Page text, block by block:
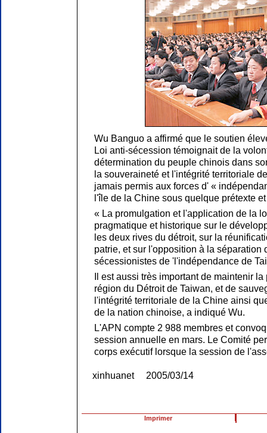
Wu Banguo a affirmé que le soutien
Loi anti-sécession témoignait de la
détermination du peuple chinois dans
la souveraineté et l'intégrité territoriale
jamais permis aux forces d' «
l'île de la Chine sous quelque prétexte
« La promulgation et l'application de la
pragmatique et historique sur le
les deux rives du détroit, sur la
patrie, et sur l'opposition à la séparation
sécessionistes de 'l'indépendance de
Il est aussi très important de maintenir
région du Détroit de Taiwan, et de
l'intégrité territoriale de la Chine ainsi
de la nation chinoise, a indiqué Wu.
L'APN compte 2 988 membres et
session annuelle en mars. Le Comité
corps exécutif lorsque la session de
xinhuanet 2005/03/14
Imprimer